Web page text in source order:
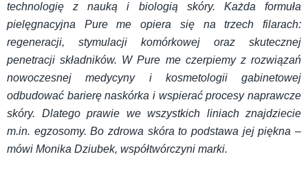
technologię z nauką i biologią skóry. Każda formuła
pielęgnacyjna Pure me opiera się na trzech filarach:
regeneracji, stymulacji komórkowej oraz skutecznej
penetracji składników. W Pure me czerpiemy z rozwiązań
nowoczesnej medycyny i kosmetologii gabinetowej
odbudować barierę naskórka i wspierać procesy naprawcze
skóry. Dlatego prawie we wszystkich liniach znajdziecie
m.in. egzosomy. Bo zdrowa skóra to podstawa jej piękna –
mówi Monika Dziubek, współtwórczyni marki.